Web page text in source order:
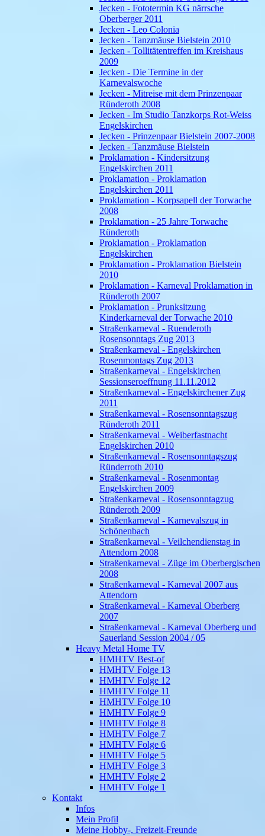
Jecken - Fototermin KG närrsche
Oberberger 2011
Jecken - Leo Colonia
Jecken - Tanzmäuse Bielstein 2010
Jecken - Tollitätentreffen im Kreishaus
2009
Jecken - Die Termine in der
Karnevalswoche
Jecken - Mitreise mit dem Prinzenpaar
Ründeroth 2008
Jecken - Im Studio Tanzkorps Rot-Weiss
Engelskirchen
Jecken - Prinzenpaar Bielstein 2007-2008
Jecken - Tanzmäuse Bielstein
Proklamation - Kindersitzung
Engelskirchen 2011
Proklamation - Proklamation
Engelskirchen 2011
Proklamation - Korpsapell der Torwache
2008
Proklamation - 25 Jahre Torwache
Ründeroth
Proklamation - Proklamation
Engelskirchen
Proklamation - Proklamation Bielstein
2010
Proklamation - Karneval Proklamation in
Ründeroth 2007
Proklamation - Prunksitzung
Kinderkarneval der Torwache 2010
Straßenkarneval - Ruenderoth
Rosensonntags Zug 2013
Straßenkarneval - Engelskirchen
Rosenmontags Zug 2013
Straßenkarneval - Engelskirchen
Sessionseroeffnung 11.11.2012
Straßenkarneval - Engelskirchener Zug
2011
Straßenkarneval - Rosensonntagszug
Ründeroth 2011
Straßenkarneval - Weiberfastnacht
Engelskirchen 2010
Straßenkarneval - Rosensonntagszug
Ründerroth 2010
Straßenkarneval - Rosenmontag
Engelskirchen 2009
Straßenkarneval - Rosensonntagzug
Ründeroth 2009
Straßenkarneval - Karnevalszug in
Schönenbach
Straßenkarneval - Veilchendienstag in
Attendorn 2008
Straßenkarneval - Züge im Oberbergischen
2008
Straßenkarneval - Karneval 2007 aus
Attendorn
Straßenkarneval - Karneval Oberberg
2007
Straßenkarneval - Karneval Oberberg und
Sauerland Session 2004 / 05
Heavy Metal Home TV
HMHTV Best-of
HMHTV Folge 13
HMHTV Folge 12
HMHTV Folge 11
HMHTV Folge 10
HMHTV Folge 9
HMHTV Folge 8
HMHTV Folge 7
HMHTV Folge 6
HMHTV Folge 5
HMHTV Folge 3
HMHTV Folge 2
HMHTV Folge 1
Kontakt
Infos
Mein Profil
Meine Hobby-, Freizeit-Freunde